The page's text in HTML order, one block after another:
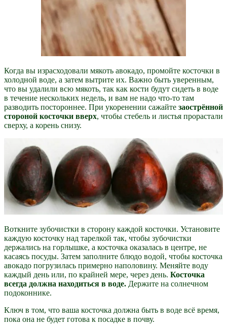
Когда вы израсходовали мякоть авокадо, промойте косточки в
холодной воде, а затем вытрите их. Важно быть уверенным,
что вы удалили всю мякоть, так как кости будут сидеть в воде
в течение нескольких недель, и вам не надо что-то там
разводить постороннее. При укоренении сажайте заострённой
стороной косточки вверх, чтобы стебель и листья прорастали
сверху, а корень снизу.
Воткните зубочистки в сторону каждой косточки. Установите
каждую косточку над тарелкой так, чтобы зубочистки
держались на горлышке, а косточка оказалась в центре, не
касаясь посуды. Затем заполните блюдо водой, чтобы косточка
авокадо погрузилась примерно наполовину. Меняйте воду
каждый день или, по крайней мере, через день. Косточка
всегда должна находиться в воде. Держите на солнечном
подоконнике.
Ключ в том, что ваша косточка должна быть в воде всё время,
пока она не будет готова к посадке в почву.